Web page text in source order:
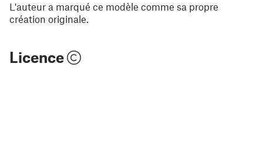
L'auteur a marqué ce modèle comme sa propre
création originale.
Licence